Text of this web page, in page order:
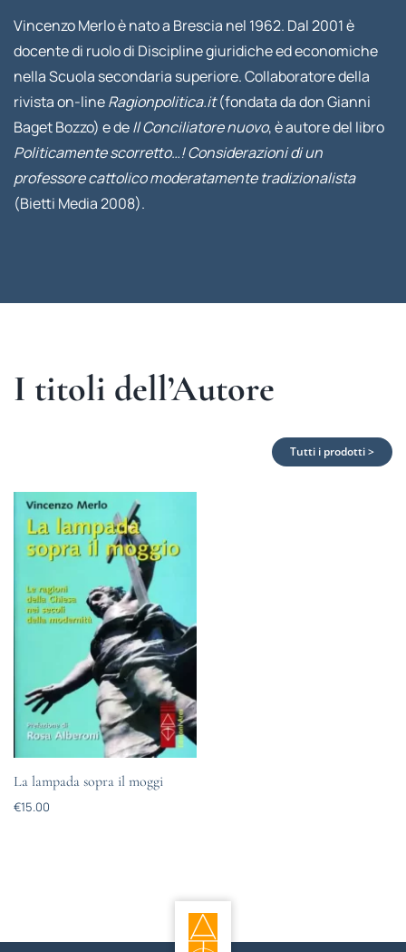
Vincenzo Merlo è nato a Brescia nel 1962. Dal 2001 è
docente di ruolo di Discipline giuridiche ed economiche
nella Scuola secondaria superiore. Collaboratore della
rivista on-lineRagionpolitica.it(fondata da don Gianni
Baget Bozzo) e deIl Conciliatore nuovo, è autore del libro
Politicamente scorretto…! Considerazioni di un
professore cattolico moderatamente tradizionalista
(Bietti Media 2008).
I titoli dell’Autore
Tutti i prodotti >
La lampada sopra il moggi
€15.00